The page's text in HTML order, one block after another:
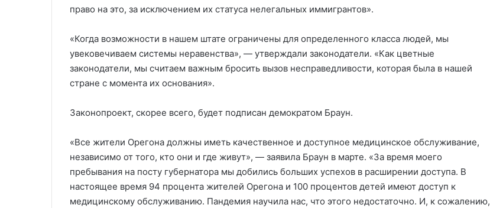
право на это, за исключением их статуса нелегальных иммигрантов».
«Когда возможности в нашем штате ограничены для определенного класса людей, мы
увековечиваем системы неравенства», — утверждали законодатели. «Как цветные
законодатели, мы считаем важным бросить вызов несправедливости, которая была в нашей
стране с момента их основания».
Законопроект, скорее всего, будет подписан демократом Браун.
«Все жители Орегона должны иметь качественное и доступное медицинское обслуживание,
независимо от того, кто они и где живут», — заявила Браун в марте. «За время моего
пребывания на посту губернатора мы добились больших успехов в расширении доступа. В
настоящее время 94 процента жителей Орегона и 100 процентов детей имеют доступ к
медицинскому обслуживанию. Пандемия научила нас, что этого недостаточно. И, к сожалению,